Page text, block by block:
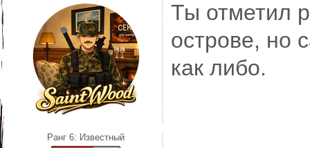
Ранг 6: Известный
Ты отметил
острове, но
как либо.